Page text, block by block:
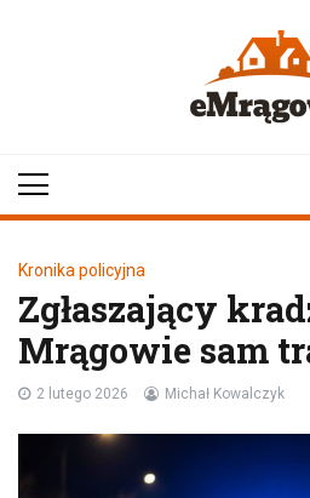
Kronika policyjna
Zgłaszający
Mrągowie sam
2 lutego 2026 Michał Kowalczyk